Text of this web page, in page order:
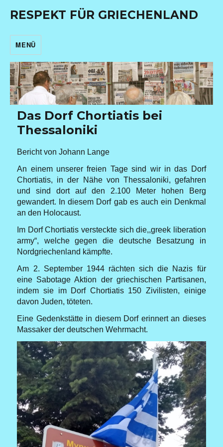
RESPEKT FÜR GRIECHENLAND
MENÜ
Das Dorf Chortiatis bei
Thessaloniki
Bericht von Johann Lange
An einem unserer freien Tage sind wir in das Dorf
Chortiatis, in der Nähe von Thessaloniki, gefahren
und sind dort auf den 2.100 Meter hohen Berg
gewandert. In diesem Dorf gab es auch ein Denkmal
an den Holocaust.
Im Dorf Chortiatis versteckte sich die,,greek liberation
army“, welche gegen die deutsche Besatzung in
Nordgriechenland kämpfte.
Am 2. September 1944 rächten sich die Nazis für
eine Sabotage Aktion der griechischen Partisanen,
indem sie im Dorf Chortiatis 150 Zivilisten, einige
davon Juden, töteten.
Eine Gedenkstätte in diesem Dorf erinnert an dieses
Massaker der deutschen Wehrmacht.